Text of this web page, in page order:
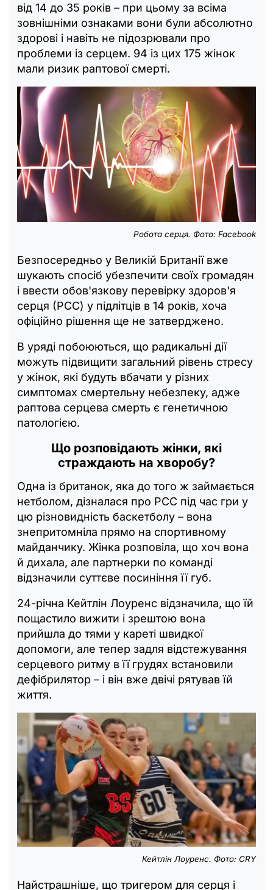
від 14 до 35 років – при цьому за всіма
зовнішніми ознаками вони були абсолютно
здорові і навіть не підозрювали про
проблеми із серцем. 94 із цих 175 жінок
мали ризик раптової смерті.
Робота серця. Фото: Facebook
Безпосередньо у Великій Британії вже
шукають спосіб убезпечити своїх громадян
і ввести обов'язкову перевірку здоров'я
серця (РСС) у підлітців в 14 років, хоча
офіційно рішення ще не затверджено.
В уряді побоюються, що радикальні дії
можуть підвищити загальний рівень стресу
у жінок, які будуть вбачати у різних
симптомах смертельну небезпеку, адже
раптова серцева смерть є генетичною
патологією.
Що розповідають жінки, які
страждають на хворобу?
Одна із британок, яка до того ж займається
нетболом, дізналася про РСС під час гри у
цю різновидність баскетболу – вона
знепритомніла прямо на спортивному
майданчику. Жінка розповіла, що хоч вона
й дихала, але партнерки по команді
відзначили суттєве посиніння її губ.
24-річна Кейтлін Лоуренс відзначила, що їй
пощастило вижити і зрештою вона
прийшла до тями у кареті швидкої
допомоги, але тепер задля відстежування
серцевого ритму в її грудях встановили
дефібрилятор – і він вже двічі рятував їй
життя.
Кейтлін Лоуренс. Фото: CRY
Найстрашніше, що тригером для серця і